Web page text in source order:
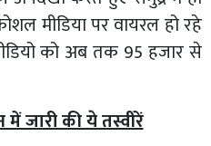
मीडिया पर वायरल हो रहे
को अब तक 95 हजार से
जारी की ये तस्वीरें